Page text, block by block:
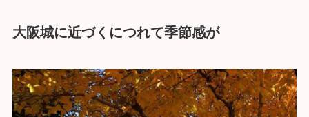
大阪城に近づくにつれて季節感が